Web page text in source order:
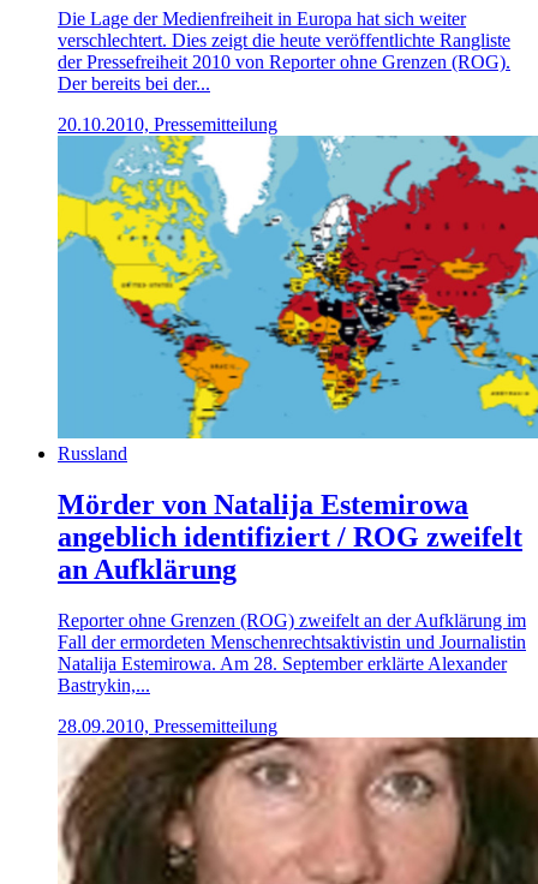
Die Lage der Medienfreiheit in Europa hat sich weiter
verschlechtert. Dies zeigt die heute veröffentlichte Rangliste
der Pressefreiheit 2010 von Reporter ohne Grenzen (ROG).
Der bereits bei der...
20.10.2010, Pressemitteilung
Russland
Mörder von Natalija Estemirowa
angeblich identifiziert / ROG zweifelt
an Aufklärung
Reporter ohne Grenzen (ROG) zweifelt an der Aufklärung im
Fall der ermordeten Menschenrechtsaktivistin und Journalistin
Natalija Estemirowa. Am 28. September erklärte Alexander
Bastrykin,...
28.09.2010, Pressemitteilung